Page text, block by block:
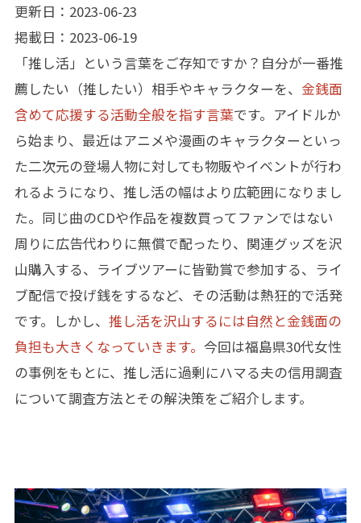
更新日：2023-06-23
掲載日：2023-06-19
「推し活」という言葉をご存知ですか？自分が一番推
薦したい（推したい）相手やキャラクターを、 金銭面
含めて応援する活動全般を指す言葉です。アイドルか
ら始まり、最近はアニメや漫画のキャラクターといっ
た二次元の登場人物に対しても物販やイベントが行わ
れるようになり、推し活の幅はより広範囲になりまし
た。同じ曲のCDや作品を複数買ってファンではない
周りに広告代わりに無償で配ったり、関連グッズを沢
山購入する、ライブツアーに皆勤賞で参加する、ライ
ブ配信で投げ銭をするなど、その活動は熱狂的で活発
です。しかし、 推し活を沢山するには自然と金銭面の
負担も大きくなっていきます。 今回は福島県30代女性
の事例をもとに、推し活に過剰にハマる夫の信用調査
について調査方法とその解決策をご紹介します。